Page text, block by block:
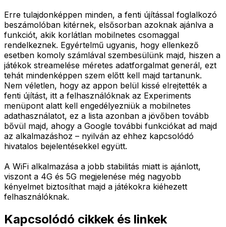
Erre tulajdonképpen minden, a fenti újítással foglalkozó
beszámolóban kitérnek, elsősorban azoknak ajánlva a
funkciót, akik korlátlan mobilnetes csomaggal
rendelkeznek. Egyértelmű ugyanis, hogy ellenkező
esetben komoly számlával szembesülünk majd, hiszen a
játékok streamelése méretes adatforgalmat generál, ezt
tehát mindenképpen szem előtt kell majd tartanunk.
Nem véletlen, hogy az appon belül kissé elrejtették a
fenti újítást, itt a felhasználóknak az Experiments
menüpont alatt kell engedélyezniük a mobilnetes
adathasználatot, ez a lista azonban a jövőben tovább
bővül majd, ahogy a Google további funkciókat ad majd
az alkalmazáshoz – nyilván az ehhez kapcsolódó
hivatalos bejelentésekkel együtt.
A WiFi alkalmazása a jobb stabilitás miatt is ajánlott,
viszont a 4G és 5G megjelenése még nagyobb
kényelmet biztosíthat majd a játékokra kiéhezett
felhasználóknak.
Kapcsolódó cikkek és linkek